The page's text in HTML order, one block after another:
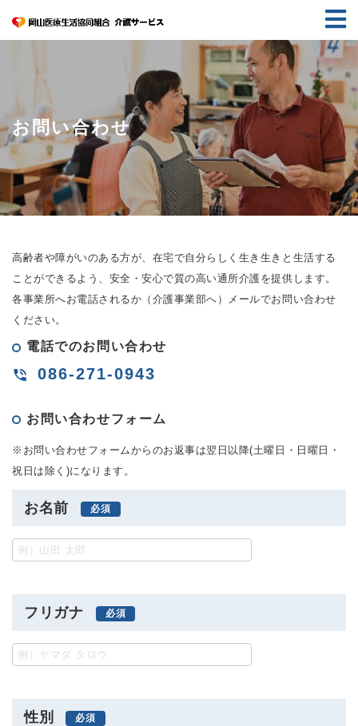
お問い合わせ
高齢者や障がいのある方が、在宅で自分らしく生き生きと生活する
ことができるよう、安全・安心で質の高い通所介護を提供します。
各事業所へお電話されるか（介護事業部へ）メールでお問い合わせ
ください。
電話でのお問い合わせ
086-271-0943
お問い合わせフォーム
※お問い合わせフォームからのお返事は翌日以降(土曜日・日曜日・
祝日は除く)になります。
お名前
フリガナ
性別